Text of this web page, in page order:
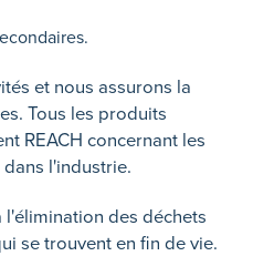
et nous assurons la
Tous les produits
REACH concernant les
l'industrie.
des déchets
se trouvent en fin de vie.